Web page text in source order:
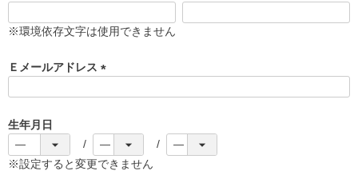
必
)
※環境依存文字は使用できません
Ｅメールアドレス
)
生年月日
※設定すると変更できません